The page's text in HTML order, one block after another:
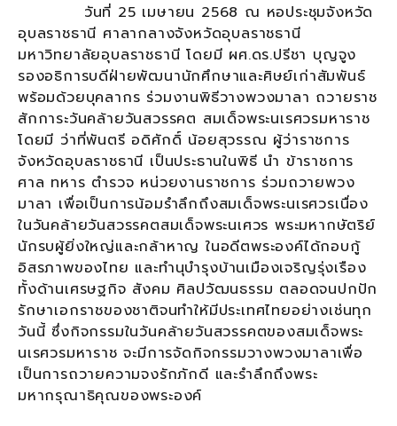
วันที่ 25 เมษายน 2568 ณ หอประชุมจังหวัด
อุบลราชธานี ศาลากลางจังหวัดอุบลราชธานี
มหาวิทยาลัยอุบลราชธานี โดยมี ผศ.ดร.ปรีชา บุญจูง
รองอธิการบดีฝ่ายพัฒนานักศึกษาและศิษย์เก่าสัมพันธ์
พร้อมด้วยบุคลากร ร่วมงานพิธีวางพวงมาลา ถวายราช
สักการะวันคล้ายวันสวรรคต สมเด็จพระนเรศวรมหาราช
โดยมี ว่าที่พันตรี อดิศักดิ์ น้อยสุวรรณ ผู้ว่าราชการ
จังหวัดอุบลราชธานี เป็นประธานในพิธี นำ ข้าราชการ
ศาล ทหาร ตำรวจ หน่วยงานราชการ ร่วมถวายพวง
มาลา เพื่อเป็นการน้อมรำลึกถึงสมเด็จพระนเรศวรเนื่อง
ในวันคล้ายวันสวรรคตสมเด็จพระนเศวร พระมหากษัตริย์
นักรบผู้ยิ่งใหญ่และกล้าหาญ ในอดีตพระองค์ได้กอบกู้
อิสรภาพของไทย และทำนุบำรุงบ้านเมืองเจริญรุ่งเรือง
ทั้งด้านเศรษฐกิจ สังคม ศิลปวัฒนธรรม ตลอดจนปกปัก
รักษาเอกราชของชาติจนทำให้มีประเทศไทยอย่างเช่นทุก
วันนี้ ซึ่งกิจกรรมในวันคล้ายวันสวรรคตของสมเด็จพระ
นเรศวรมหาราช จะมีการจัดกิจกรรมวางพวงมาลาเพื่อ
เป็นการถวายความจงรักภักดี และรำลึกถึงพระ
มหากรุณาธิคุณของพระองค์